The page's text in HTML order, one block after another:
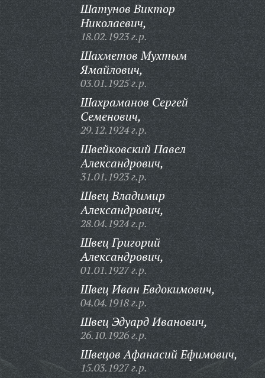
Шатунов Виктор
Николаевич,
18.02.1923 г.р.
Шахметов Мухтым
Ямайлович,
03.01.1925 г.р.
Шахраманов Сергей
Семенович,
29.12.1924 г.р.
Швейковский Павел
Александрович,
31.01.1923 г.р.
Швец Владимир
Александрович,
28.04.1924 г.р.
Швец Григорий
Александрович,
01.01.1927 г.р.
Швец Иван Евдокимович,
04.04.1918 г.р.
Швец Эдуард Иванович,
26.10.1926 г.р.
Швецов Афанасий Ефимович,
15.03.1927 г.р.